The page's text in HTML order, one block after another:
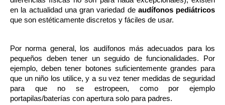
en la actualidad una gran variedad de audífonos pediátricos
que son estéticamente discretos y fáciles de usar.
Por norma general, los audífonos más adecuados para los
pequeños deben tener un seguido de funcionalidades. Por
ejemplo, deben tener botones suficientemente grandes para
que un niño los utilice, y a su vez tener medidas de seguridad
para que no se estropeen, como por ejemplo
portapilas/baterías con apertura solo para padres.